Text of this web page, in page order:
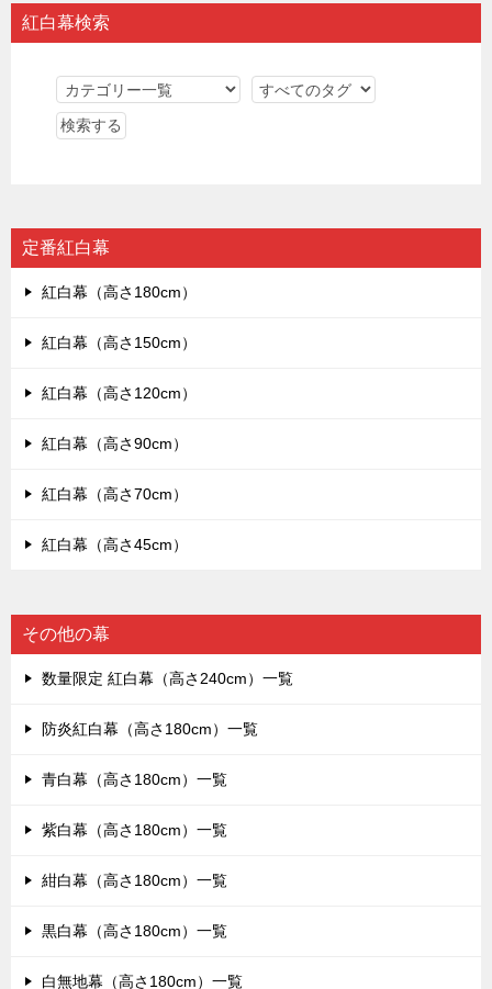
紅白幕検索
定番紅白幕
紅白幕（高さ180cm）
紅白幕（高さ150cm）
紅白幕（高さ120cm）
紅白幕（高さ90cm）
紅白幕（高さ70cm）
紅白幕（高さ45cm）
その他の幕
数量限定 紅白幕（高さ240cm）一覧
防炎紅白幕（高さ180cm）一覧
青白幕（高さ180cm）一覧
紫白幕（高さ180cm）一覧
紺白幕（高さ180cm）一覧
黒白幕（高さ180cm）一覧
白無地幕（高さ180cm）一覧